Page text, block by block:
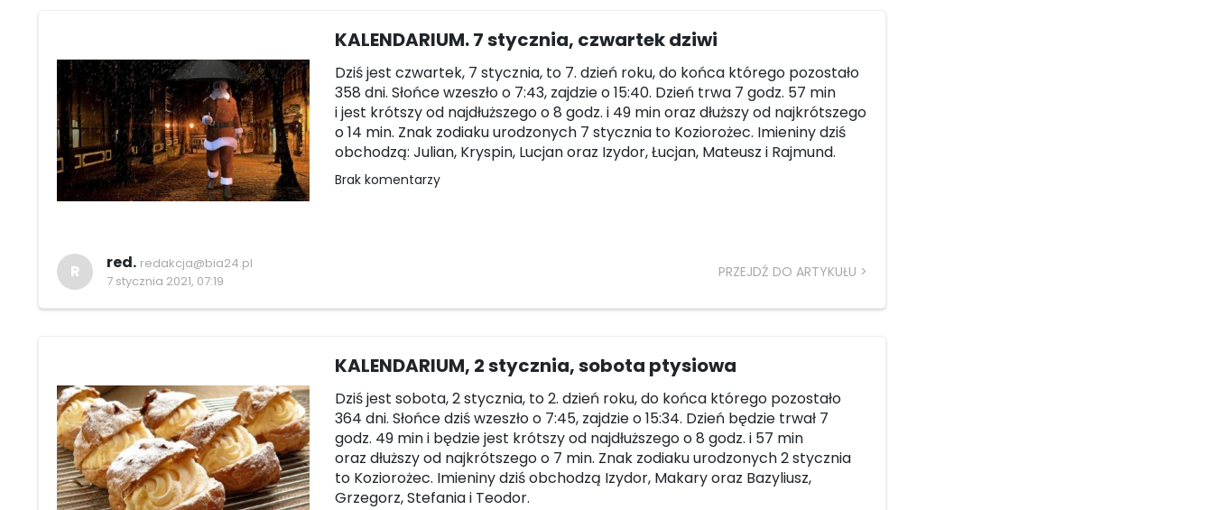
KALENDARIUM. 7 stycznia, czwartek dziwi
Dziś jest czwartek, 7 stycznia, to 7. dzień roku, do końca którego pozostało
358 dni. Słońce wzeszło o 7:43, zajdzie o 15:40. Dzień trwa 7 godz. 57 min
i jest krótszy od najdłuższego o 8 godz. i 49 min oraz dłuższy od najkrótszego
o 14 min. Znak zodiaku urodzonych 7 stycznia to Koziorożec. Imieniny dziś
obchodzą: Julian, Kryspin, Lucjan oraz Izydor, Łucjan, Mateusz i Rajmund.
Brak komentarzy
R red. redakcja@bia24.pl
7 stycznia 2021, 07:19
PRZEJDŹ DO ARTYKUŁU
KALENDARIUM, 2 stycznia, sobota ptysiowa
Dziś jest sobota, 2 stycznia, to 2. dzień roku, do końca którego pozostało
364 dni. Słońce dziś wzeszło o 7:45, zajdzie o 15:34. Dzień będzie trwał 7
godz. 49 min i będzie jest krótszy od najdłuższego o 8 godz. i 57 min
oraz dłuższy od najkrótszego o 7 min. Znak zodiaku urodzonych 2 stycznia
to Koziorożec. Imieniny dziś obchodzą Izydor, Makary oraz Bazyliusz,
Grzegorz, Stefania i Teodor.